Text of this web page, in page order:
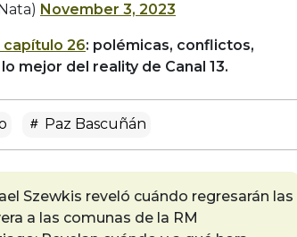
November 3, 2023
capítulo 26: polémicas, conflictos,
mejor del reality de Canal 13.
Paz Bascuñán
Szewkis reveló cuándo regresarán las
a las comunas de la RM